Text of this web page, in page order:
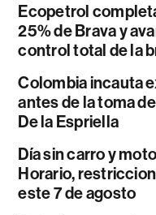
Ecopetrol
25% de Brava y
control total de la
Colombia incauta
antes de la toma
De la Espriella
Día sin carro y
Horario,
este 7 de agosto